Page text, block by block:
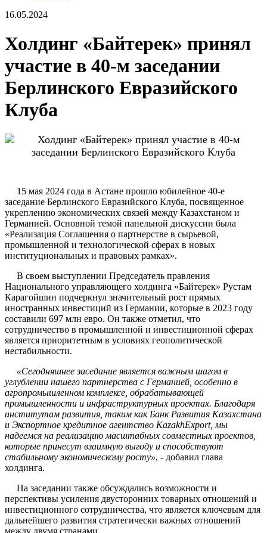
16.05.2024
Холдинг «Байтерек» принял
участие в 40-м заседании
Берлинского Евразийского
Клуба
15 мая 2024 года в Астане прошло юбилейное 40-е
заседание Берлинского Евразийского Клуба, посвященное
укреплению экономических связей между Казахстаном и
Германией. Основной темой панельной дискуссии была
«Реализация Соглашения о партнерстве в сырьевой,
промышленной и технологической сферах в новых
институциональных и правовых рамках».
В своем выступлении Председатель правления
Национального управляющего холдинга «Байтерек» Рустам
Карагойшин подчеркнул значительный рост прямых
иностранных инвестиций из Германии, которые в 2023 году
составили 697 млн евро. Он также отметил, что
сотрудничество в промышленной и инвестиционной сферах
является приоритетным в условиях геополитической
нестабильности.
«Сегодняшнее заседание является важным шагом в
углублении нашего партнерства с Германией, особенно в
агропромышленном комплексе, обрабатывающей
промышленности и инфраструктурных проектах. Благодаря
институтам развития, таким как Банк Развития Казахстана
и Экспортное кредитное агентство KazakhExport, мы
надеемся на реализацию масштабных совместных проектов,
которые принесут взаимную выгоду и способствуют
стабильному экономическому росту», - добавил глава
холдинга.
На заседании также обсуждались возможности и
перспективы усиления двусторонних товарных отношений и
инвестиционного сотрудничества, что является ключевым для
дальнейшего развития стратегически важных отношений